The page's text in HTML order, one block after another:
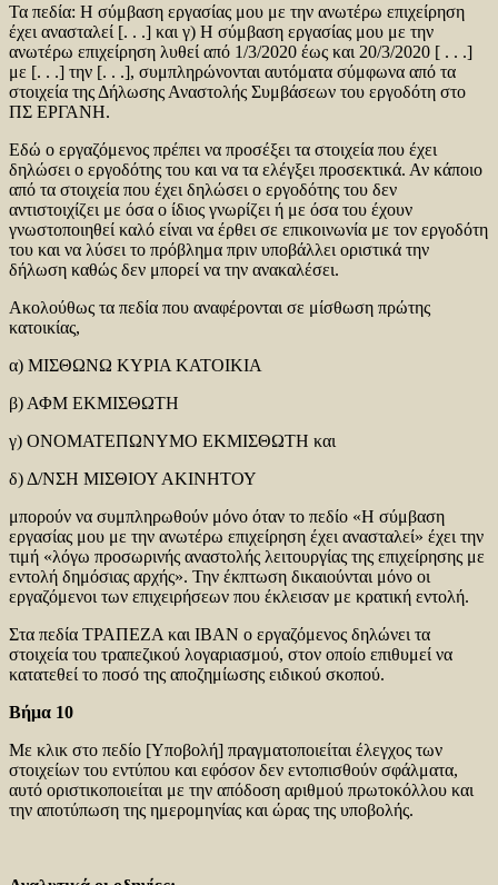
Τα πεδία: Η σύμβαση εργασίας μου με την ανωτέρω επιχείρηση
έχει ανασταλεί [. . .] και γ) Η σύμβαση εργασίας μου με την
ανωτέρω επιχείρηση λυθεί από 1/3/2020 έως και 20/3/2020 [ . . .]
με [. . .] την [. . .], συμπληρώνονται αυτόματα σύμφωνα από τα
στοιχεία της Δήλωσης Αναστολής Συμβάσεων του εργοδότη στο
ΠΣ ΕΡΓΑΝΗ.
Εδώ ο εργαζόμενος πρέπει να προσέξει τα στοιχεία που έχει
δηλώσει ο εργοδότης του και να τα ελέγξει προσεκτικά. Αν κάποιο
από τα στοιχεία που έχει δηλώσει ο εργοδότης του δεν
αντιστοιχίζει με όσα ο ίδιος γνωρίζει ή με όσα του έχουν
γνωστοποιηθεί καλό είναι να έρθει σε επικοινωνία με τον εργοδότη
του και να λύσει το πρόβλημα πριν υποβάλλει οριστικά την
δήλωση καθώς δεν μπορεί να την ανακαλέσει.
Ακολούθως τα πεδία που αναφέρονται σε μίσθωση πρώτης
κατοικίας,
α) ΜΙΣΘΩΝΩ ΚΥΡΙΑ ΚΑΤΟΙΚΙΑ
β) ΑΦΜ ΕΚΜΙΣΘΩΤΗ
γ) ΟΝΟΜΑΤΕΠΩΝΥΜΟ ΕΚΜΙΣΘΩΤΗ και
δ) Δ/ΝΣΗ ΜΙΣΘΙΟΥ ΑΚΙΝΗΤΟΥ
μπορούν να συμπληρωθούν μόνο όταν το πεδίο «Η σύμβαση
εργασίας μου με την ανωτέρω επιχείρηση έχει ανασταλεί» έχει την
τιμή «λόγω προσωρινής αναστολής λειτουργίας της επιχείρησης με
εντολή δημόσιας αρχής». Την έκπτωση δικαιούνται μόνο οι
εργαζόμενοι των επιχειρήσεων που έκλεισαν με κρατική εντολή.
Στα πεδία ΤΡΑΠΕΖΑ και ΙΒΑΝ ο εργαζόμενος δηλώνει τα
στοιχεία του τραπεζικού λογαριασμού, στον οποίο επιθυμεί να
κατατεθεί το ποσό της αποζημίωσης ειδικού σκοπού.
Βήμα 10
Με κλικ στο πεδίο [Υποβολή] πραγματοποιείται έλεγχος των
στοιχείων του εντύπου και εφόσον δεν εντοπισθούν σφάλματα,
αυτό οριστικοποιείται με την απόδοση αριθμού πρωτοκόλλου και
την αποτύπωση της ημερομηνίας και ώρας της υποβολής.